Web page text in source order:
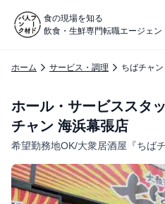
食の現場を知る
飲食・生鮮専門転職エージェン
ホーム サービス・調理 ちばチャン
ホール・サービススタ
チャン 海浜幕張店
希望勤務地OK/大衆居酒屋『ちば